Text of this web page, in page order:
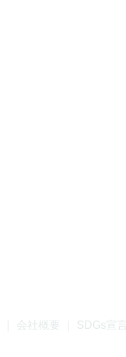
会社概要 SDGs宣言